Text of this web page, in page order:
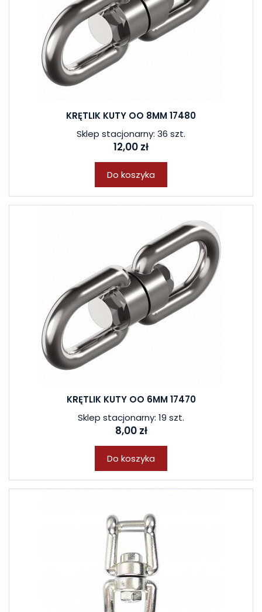
KRĘTLIK KUTY OO 8MM 17480
Sklep stacjonarny: 36 szt.
12,00 zł
Do koszyka
KRĘTLIK KUTY OO 6MM 17470
Sklep stacjonarny: 19 szt.
8,00 zł
Do koszyka